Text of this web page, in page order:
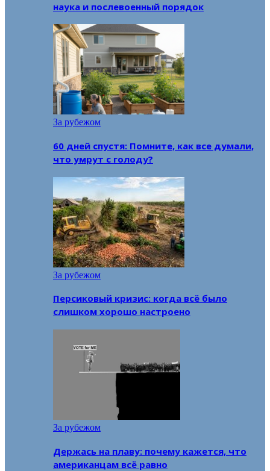
наука и послевоенный порядок
За рубежом
60 дней спустя: Помните, как все думали,
что умрут с голоду?
За рубежом
Персиковый кризис: когда всё было
слишком хорошо настроено
За рубежом
Держась на плаву: почему кажется, что
американцам всё равно